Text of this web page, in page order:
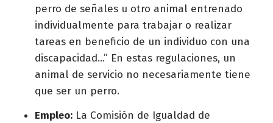
perro de señales u otro animal entrenado
individualmente para trabajar o realizar
tareas en beneficio de un individuo con una
discapacidad...” En estas regulaciones, un
animal de servicio no necesariamente tiene
que ser un perro.
Empleo: La Comisión de Igualdad de